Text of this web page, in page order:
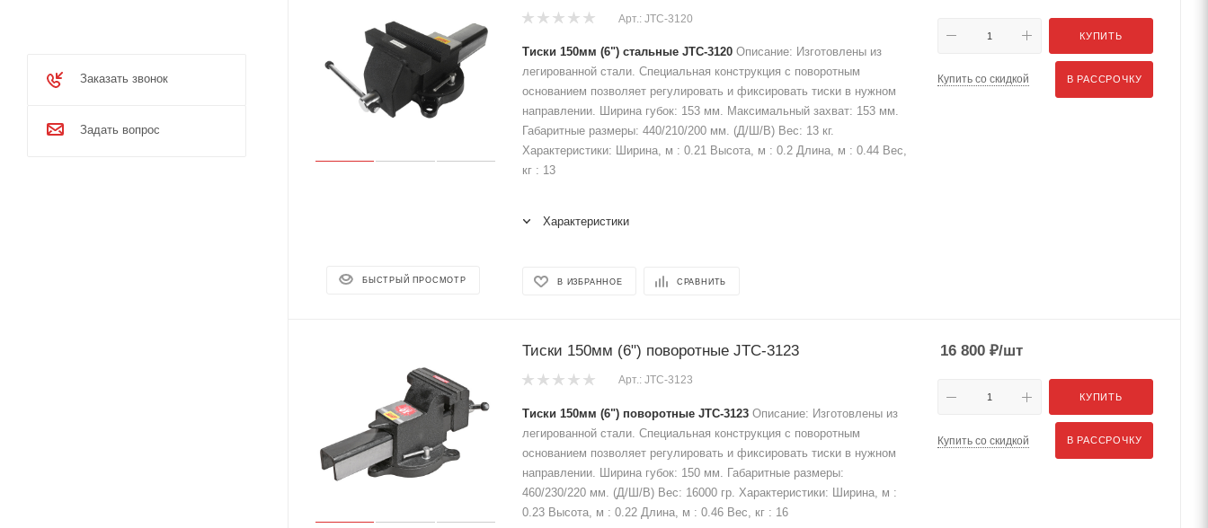
БЫСТРЫЙ ПРОСМОТР
Арт.: JTC-3120
Тиски 150мм (6") стальные JTC-3120 Описание: Изготовлены из
легированной стали. Специальная конструкция с поворотным
основанием позволяет регулировать и фиксировать тиски в нужном
направлении. Ширина губок: 153 мм. Максимальный захват: 153 мм.
Габаритные размеры: 440/210/200 мм. (Д/Ш/В) Вес: 13 кг.
Характеристики: Ширина, м : 0.21 Высота, м : 0.2 Длина, м : 0.44 Вес,
кг : 13
Характеристики
В ИЗБРАННОЕ СРАВНИТЬ
КУПИТЬ
Купить со скидкой В РАССРОЧКУ
Тиски 150мм (6") поворотные JTC-3123
Арт.: JTC-3123
Тиски 150мм (6") поворотные JTC-3123 Описание: Изготовлены из
легированной стали. Специальная конструкция с поворотным
основанием позволяет регулировать и фиксировать тиски в нужном
направлении. Ширина губок: 150 мм. Габаритные размеры:
460/230/220 мм. (Д/Ш/В) Вес: 16000 гр. Характеристики: Ширина, м :
0.23 Высота, м : 0.22 Длина, м : 0.46 Вес, кг : 16
16 800 ₽/шт
КУПИТЬ
Купить со скидкой В РАССРОЧКУ
Заказать звонок
Задать вопрос